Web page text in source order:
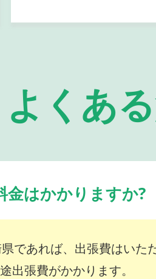
よくあ
金はかかりますか?
であれば、出張費はいた
出張費がかかります。